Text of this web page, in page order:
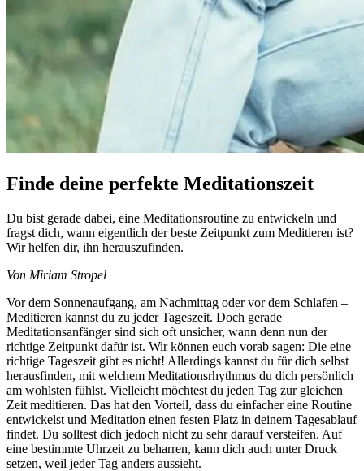
Finde deine perfekte Meditationszeit
Du bist gerade dabei, eine Meditationsroutine zu entwickeln und
fragst dich, wann eigentlich der beste Zeitpunkt zum Meditieren ist?
Wir helfen dir, ihn herauszufinden.
Von Miriam Stropel
Vor dem Sonnenaufgang, am Nachmittag oder vor dem Schlafen –
Meditieren kannst du zu jeder Tageszeit. Doch gerade
Meditationsanfänger sind sich oft unsicher, wann denn nun der
richtige Zeitpunkt dafür ist. Wir können euch vorab sagen: Die eine
richtige Tageszeit gibt es nicht! Allerdings kannst du für dich selbst
herausfinden, mit welchem Meditationsrhythmus du dich persönlich
am wohlsten fühlst. Vielleicht möchtest du jeden Tag zur gleichen
Zeit meditieren. Das hat den Vorteil, dass du einfacher eine Routine
entwickelst und Meditation einen festen Platz in deinem Tagesablauf
findet. Du solltest dich jedoch nicht zu sehr darauf versteifen. Auf
eine bestimmte Uhrzeit zu beharren, kann dich auch unter Druck
setzen, weil jeder Tag anders aussieht.